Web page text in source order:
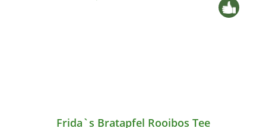
Frida`s Bratapfel Rooibos Tee